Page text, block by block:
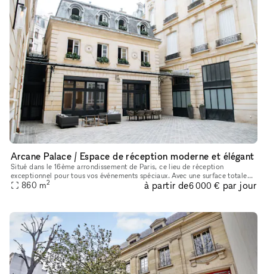
Arcane Palace / Espace de réception moderne et élégant
Situé dans le 16ème arrondissement de Paris, ce lieu de réception
exceptionnel pour tous vos événements spéciaux. Avec une surface totale
de 680 mètres carrés, notre espace de réception offre ampleme
860 m2 à partir de6 000 € par jour